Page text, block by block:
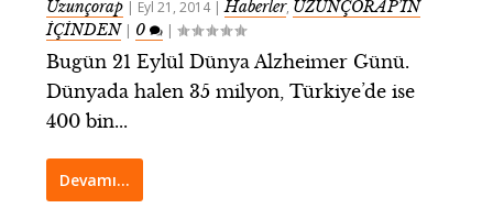
Uzunçorap | Eyl 21, 2014|Haberler, UZUNÇORAP’IN
İÇİNDEN| 0 |
Bugün 21 Eylül Dünya Alzheimer Günü.
Dünyada halen 35 milyon, Türkiye’de ise
400 bin...
Devamı…